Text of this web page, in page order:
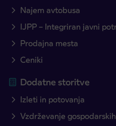
Najem avtobusa
IJPP – Integriran javni
Prodajna mesta
Ceniki
Dodatne storitve
Izleti in potovanja
Vzdrževanje